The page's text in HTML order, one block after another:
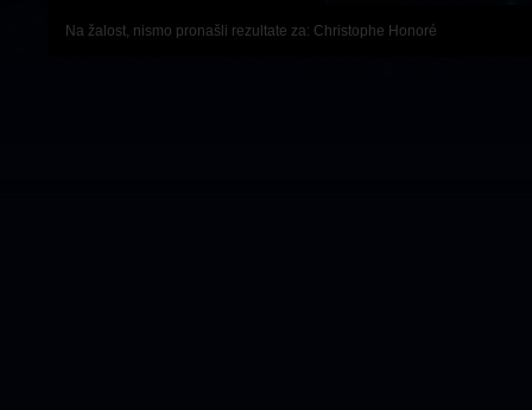
Na žalost, nismo pronašli rezultate za: Christophe Honoré